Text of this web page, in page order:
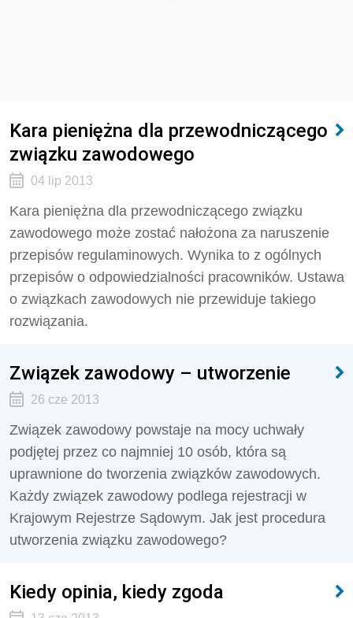
Kara pieniężna dla przewodniczącego
związku zawodowego
04 lip 2013
Kara pieniężna dla przewodniczącego związku
zawodowego może zostać nałożona za naruszenie
przepisów regulaminowych. Wynika to z ogólnych
przepisów o odpowiedzialności pracowników. Ustawa
o związkach zawodowych nie przewiduje takiego
rozwiązania.
Związek zawodowy – utworzenie
26 cze 2013
Związek zawodowy powstaje na mocy uchwały
podjętej przez co najmniej 10 osób, która są
uprawnione do tworzenia związków zawodowych.
Każdy związek zawodowy podlega rejestracji w
Krajowym Rejestrze Sądowym. Jak jest procedura
utworzenia związku zawodowego?
Kiedy opinia, kiedy zgoda